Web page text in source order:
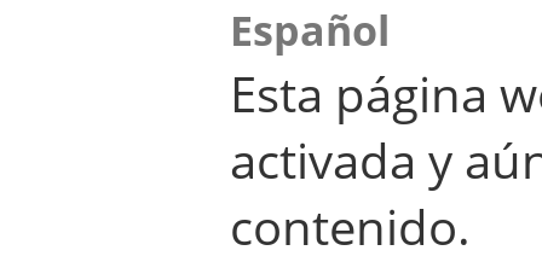
Español
Esta página
activada y
contenido.